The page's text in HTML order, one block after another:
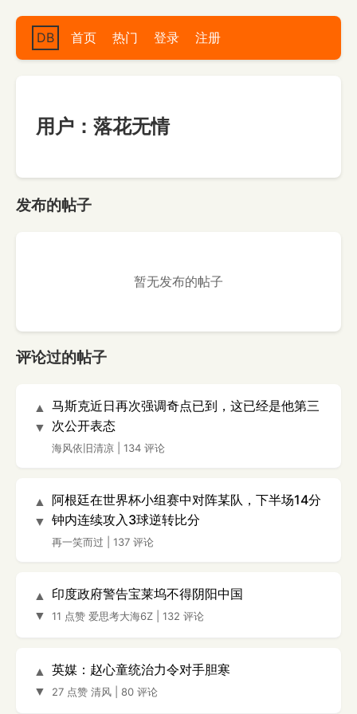
DB 首页 热门 登录 注册
用户：落花无情
发布的帖子
暂无发布的帖子
评论过的帖子
▲
▼
马斯克近日再次强调奇点已到，这已经是他第三
次公开表态
海风依旧清凉 134 评论
▲
▼
阿根廷在世界杯小组赛中对阵某队，下半场14分
钟内连续攻入3球逆转比分
再一笑而过 137 评论
▲
▼
印度政府警告宝莱坞不得阴阳中国
11 点赞 爱思考大海6Z 132 评论
▲
▼
英媒：赵心童统治力令对手胆寒
27 点赞 清风 80 评论